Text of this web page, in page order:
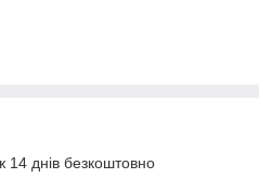
днів безкоштовно